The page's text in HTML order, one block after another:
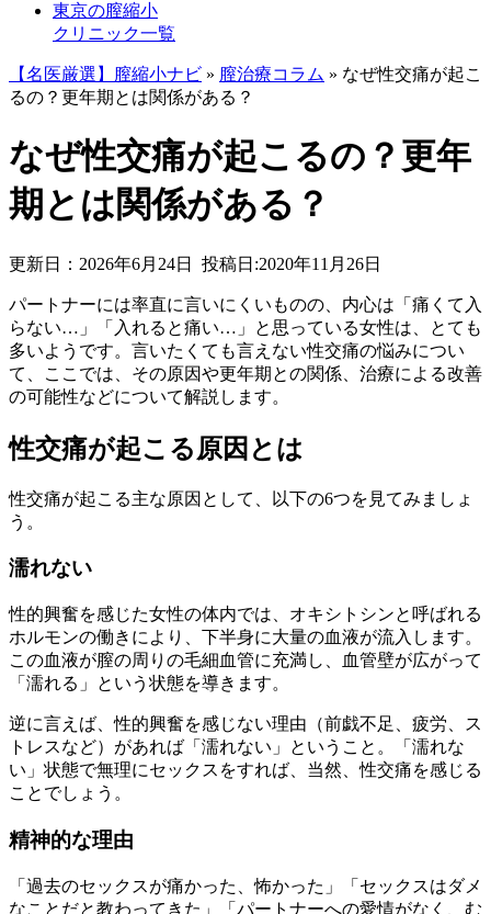
東京の膣縮小
クリニック一覧
【名医厳選】膣縮小ナビ » 膣治療コラム » なぜ性交痛が起こ
るの？更年期とは関係がある？
なぜ性交痛が起こるの？更年
期とは関係がある？
更新日：2026年6月24日 投稿日:2020年11月26日
パートナーには率直に言いにくいものの、内心は「痛くて入
らない…」「入れると痛い…」と思っている女性は、とても
多いようです。言いたくても言えない性交痛の悩みについ
て、ここでは、その原因や更年期との関係、治療による改善
の可能性などについて解説します。
性交痛が起こる原因とは
性交痛が起こる主な原因として、以下の6つを見てみましょ
う。
濡れない
性的興奮を感じた女性の体内では、オキシトシンと呼ばれる
ホルモンの働きにより、下半身に大量の血液が流入します。
この血液が膣の周りの毛細血管に充満し、血管壁が広がって
「濡れる」という状態を導きます。
逆に言えば、性的興奮を感じない理由（前戯不足、疲労、ス
トレスなど）があれば「濡れない」ということ。「濡れな
い」状態で無理にセックスをすれば、当然、性交痛を感じる
ことでしょう。
精神的な理由
「過去のセックスが痛かった、怖かった」「セックスはダメ
なことだと教わってきた」「パートナーへの愛情がなく、む